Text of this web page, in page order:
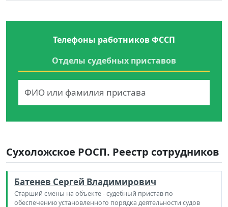
Телефоны работников ФССП
Отделы судебных приставов
Сухоложское РОСП. Реестр сотрудников
Батенев Сергей Владимирович
Старший смены на объекте - судебный пристав по
обеспечению установленного порядка деятельности судов